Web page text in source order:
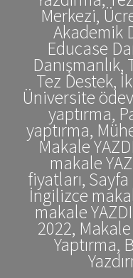
Merkezi,
Akademik
Educase
Tez Destek,
Üniversite
yaptırma,
yaptırma,
Makale
makale
fiyatları, Sayfa
İngilizce
makale
2022,
Yaptırma,